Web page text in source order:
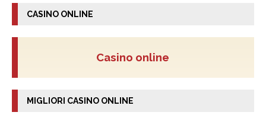
CASINO ONLINE
Casino online
MIGLIORI CASINO ONLINE